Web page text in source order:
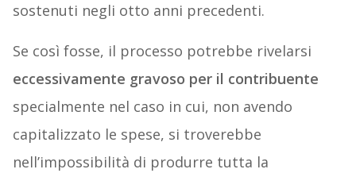
sostenuti negli otto anni precedenti.
Se così fosse, il processo potrebbe rivelarsi
eccessivamente gravoso per il contribuente
specialmente nel caso in cui, non avendo
capitalizzato le spese, si troverebbe
nell’impossibilità di produrre tutta la